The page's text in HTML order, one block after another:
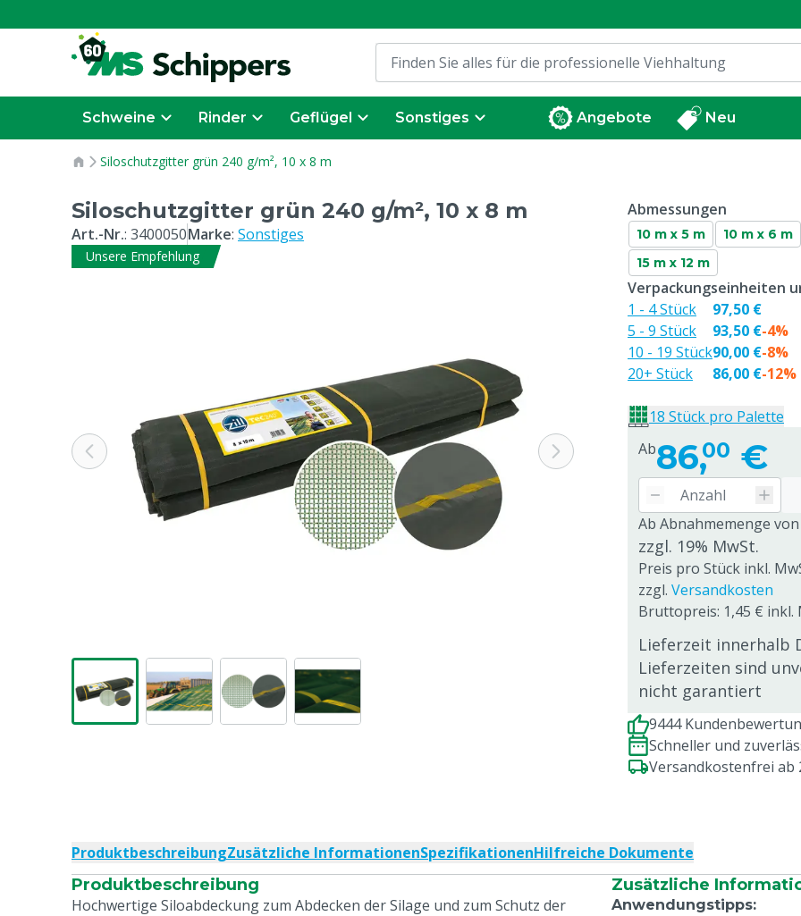
Schweine Rinder Geflügel Sonstiges Angebote Neu
Siloschutzgitter grün 240 g/m², 10 x 8 m
Siloschutzgitter grün 240 g/m², 10 x 8 m
Art.-Nr.: 3400050Marke: Sonstiges
Unsere Empfehlung
Abmessungen
10 m x 5 m 10 m x 6 m
15 m x 12 m
Ab86,00 €
Ab Abnahmemenge von
zzgl. 19% MwSt.
Preis pro Stück inkl.
zzgl. Versandkosten
Bruttopreis: 1,45 € inkl.
Lieferzeit innerhalb
Lieferzeiten sind
nicht garantiert
Verpackungseinheiten
1 - 4 Stück
5 - 9 Stück
10 - 19 Stück
20+ Stück
97,50 €
93,50 €
90,00 €
86,00 €
-4%
-8%
-12%
18 Stück pro Palette
9444
Schneller und
Versandkostenfrei ab
ProduktbeschreibungZusätzliche InformationenSpezifikationenHilfreiche Dokumente
Produktbeschreibung
Hochwertige Siloabdeckung zum Abdecken der Silage und zum Schutz der
Zusätzliche
Anwendungstipps: